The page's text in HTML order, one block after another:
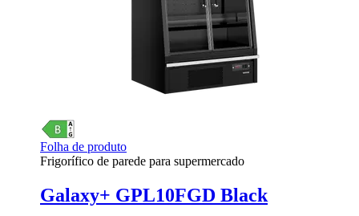
Folha de produto
Frigorífico de parede para supermercado
Galaxy+ GPL10FGD Black